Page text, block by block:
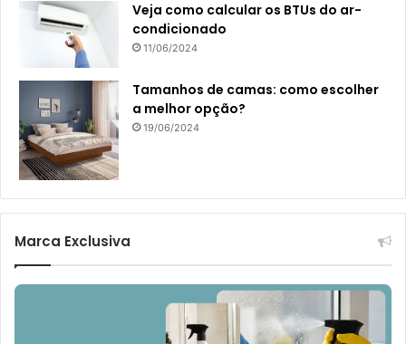
Veja como calcular os BTUs do ar-
condicionado
11/06/2024
Tamanhos de camas: como escolher
a melhor opção?
19/06/2024
Marca Exclusiva